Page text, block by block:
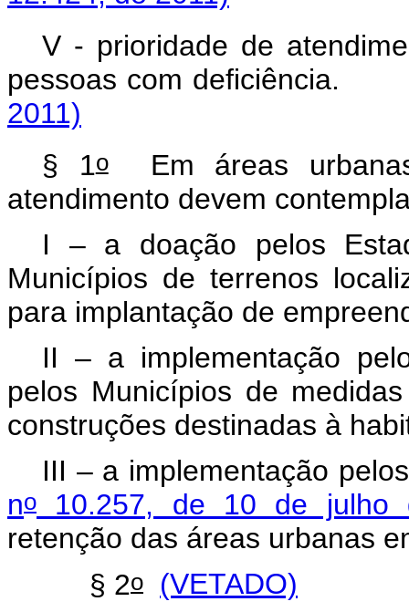
V - prioridade de
pessoas com
2011)
§ 1oEm áreas
atendimento devem
I – a doação pelos
Municípios de terrenos
para implantação de
II – a implementação
pelos Municípios de
construções destinadas à
III –a implementação
no 10.257, de 10 de julho
retenção das áreas urbanas
§ 2o
(VETADO)